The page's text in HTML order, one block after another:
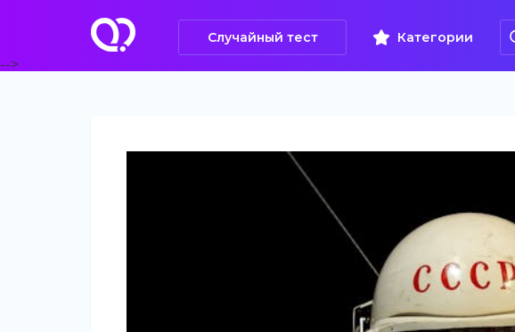
Случайный тест Категории
-->